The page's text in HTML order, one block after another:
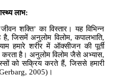
लाभ:
शक्ति’ का विस्तार। यह विभिन्न
जिसमें अनुलोम विलोम, कपालभाति,
हमारे शरीर में ऑक्सीजन की पूर्ती
है। अनुलोम विलोम जैसे अभ्यास,
को सक्रिय करते हैं, जिससे हमारी
2005)।